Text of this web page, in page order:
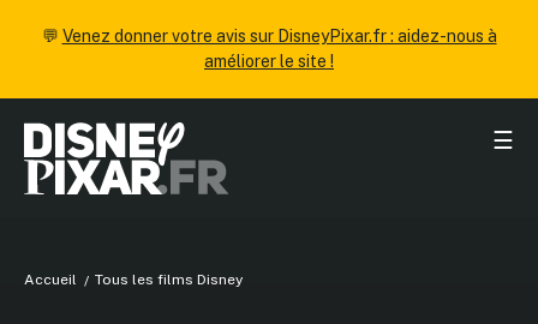
💬 Venez donner votre avis sur DisneyPixar.fr : aidez-nous à
améliorer le site !
☰
Accueil Tous les films Disney